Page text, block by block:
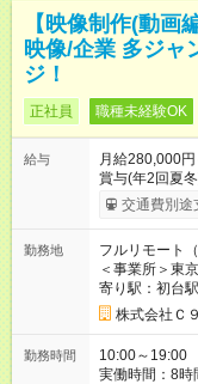
【映像制作(動画
映像/企業 多ジャ
ジ！
正社員 職種未経験OK
給与
月給280,000
賞与(年2回夏
費全
交通費別途
勤務地
フルリモート
＜事業所＞東
寄り駅：初台
株式会社Ｃ９
勤務時間
10:00～19:00
実働時間：8